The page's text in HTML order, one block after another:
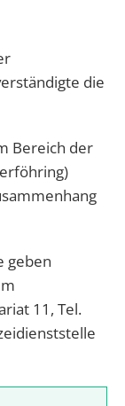
die
Bereich der
geben
11, Tel.